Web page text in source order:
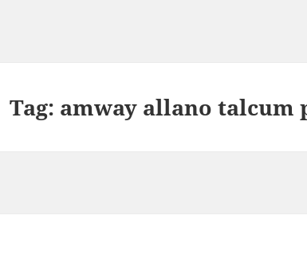
Tag: amway allano talcum